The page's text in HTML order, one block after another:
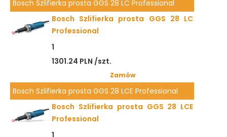
Bosch Szlifierka prosta GGS 28 LC Professional
Bosch Szlifierka prosta GGS 28 LC
Professional
1
1301.24 PLN /szt.
Zamów
Bosch Szlifierka prosta GGS 28 LCE Professional
Bosch Szlifierka prosta GGS 28 LCE
Professional
1